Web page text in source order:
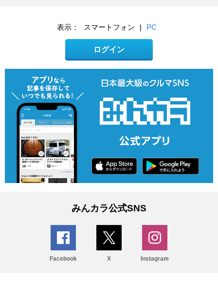
表示： スマートフォン | PC
ログイン
みんカラ公式SNS
Facebook X Instagram